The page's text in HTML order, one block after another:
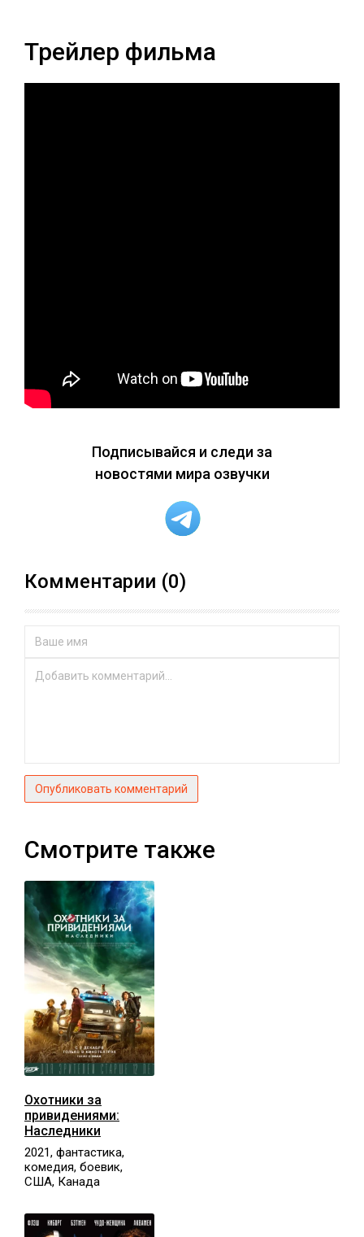
Трейлер фильма
Подписывайся и следи за
новостями мира озвучки
Комментарии (0)
Опубликовать комментарий
Смотрите также
Охотники за
привидениями:
Наследники
2021, фантастика,
комедия, боевик,
США, Канада